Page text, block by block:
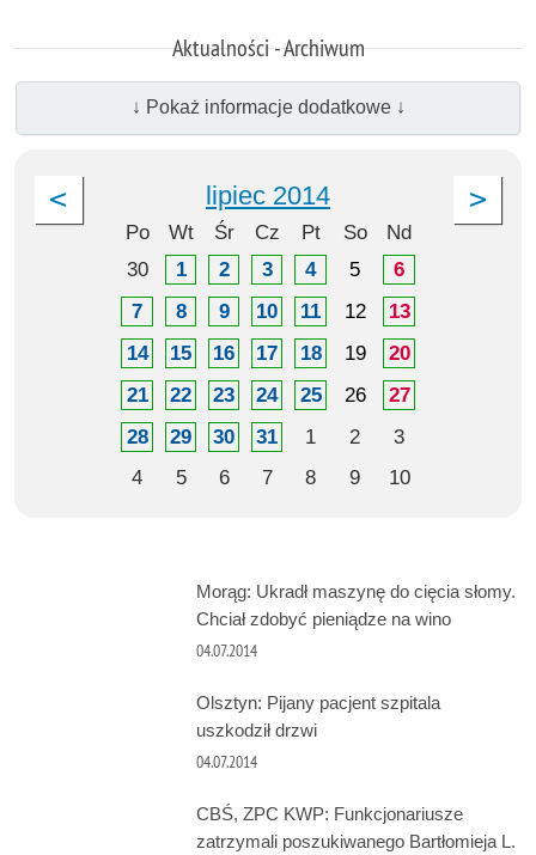
Aktualności - Archiwum
↓ Pokaż informacje dodatkowe ↓
lipiec 2014
Po Wt Śr Cz Pt So
Nd
30
1 2 3 4 5
6
7
8 9 10 11 12
13
14
15 16 17 18 19
20
21
22 23 24 25 26
27
28
29 30 31 1 2
3
4
5 6 7 8 9 10
Morąg: Ukradł maszynę do cięcia słomy.
Chciał zdobyć pieniądze na wino
04.07.2014
Olsztyn: Pijany pacjent szpitala
uszkodził drzwi
04.07.2014
CBŚ, ZPC KWP: Funkcjonariusze
zatrzymali poszukiwanego Bartłomieja L.